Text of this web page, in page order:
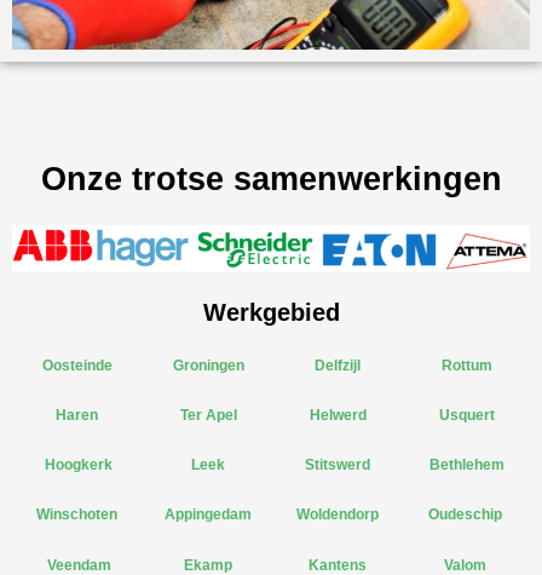
Onze trotse samenwerkingen
Werkgebied
Oosteinde
Haren
Hoogkerk
Winschoten
Veendam
Groningen
Ter Apel
Leek
Appingedam
Ekamp
Delfzijl
Helwerd
Stitswerd
Woldendorp
Kantens
Rottum
Usquert
Bethlehem
Oudeschip
Valom